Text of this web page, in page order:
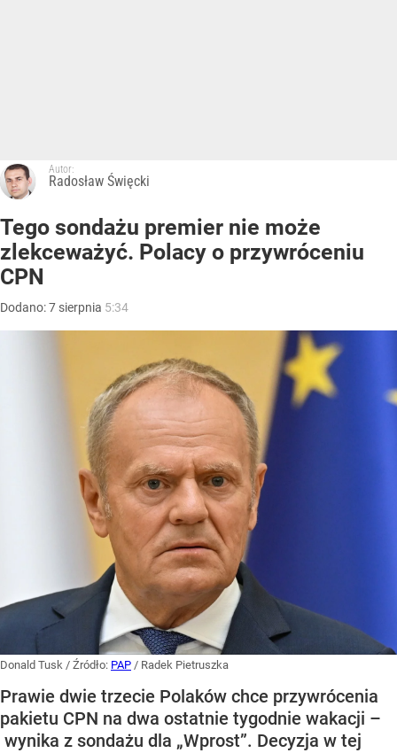
Autor:
Radosław Święcki
Tego sondażu premier nie może
zlekceważyć. Polacy o przywróceniu
CPN
Dodano:7 sierpnia 5:34
Donald Tusk / Źródło: PAP / Radek Pietruszka
Prawie dwie trzecie Polaków chce przywrócenia
pakietu CPN na dwa ostatnie tygodnie wakacji –
wynika z sondażu dla „Wprost”. Decyzja w tej